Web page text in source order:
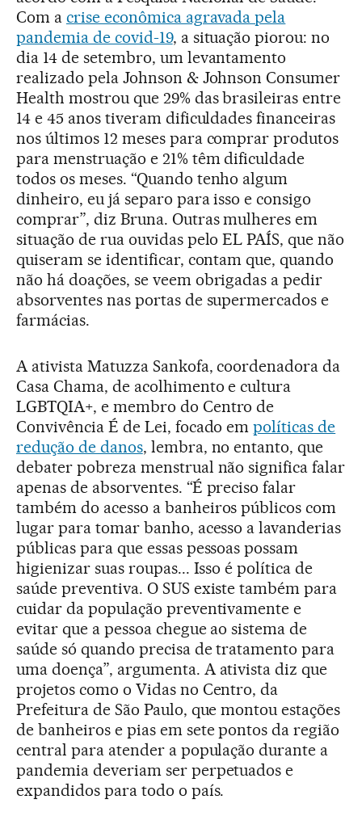
Com a crise econômica agravada pela
pandemia de covid-19, a situação piorou: no
dia 14 de setembro, um levantamento
realizado pela Johnson & Johnson Consumer
Health mostrou que 29% das brasileiras entre
14 e 45 anos tiveram dificuldades financeiras
nos últimos 12 meses para comprar produtos
para menstruação e 21% têm dificuldade
todos os meses. “Quando tenho algum
dinheiro, eu já separo para isso e consigo
comprar”, diz Bruna. Outras mulheres em
situação de rua ouvidas pelo EL PAÍS, que não
quiseram se identificar, contam que, quando
não há doações, se veem obrigadas a pedir
absorventes nas portas de supermercados e
farmácias.
A ativista Matuzza Sankofa, coordenadora da
Casa Chama, de acolhimento e cultura
LGBTQIA+, e membro do Centro de
Convivência É de Lei, focado empolíticas de
redução de danos, lembra, no entanto, que
debater pobreza menstrual não significa falar
apenas de absorventes. “É preciso falar
também do acesso a banheiros públicos com
lugar para tomar banho, acesso a lavanderias
públicas para que essas pessoas possam
higienizar suas roupas... Isso é política de
saúde preventiva. O SUS existe também para
cuidar da população preventivamente e
evitar que a pessoa chegue ao sistema de
saúde só quando precisa de tratamento para
uma doença”, argumenta. A ativista diz que
projetos como o Vidas no Centro, da
Prefeitura de São Paulo, que montou estações
de banheiros e pias em sete pontos da região
central para atender a população durante a
pandemia deveriam ser perpetuados e
expandidos para todo o país.